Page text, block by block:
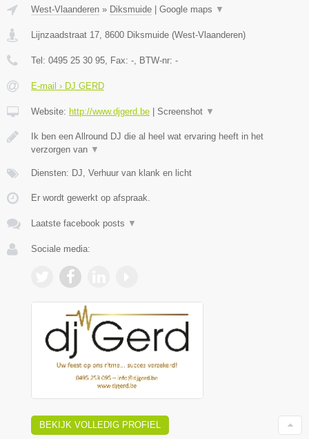
West-Vlaanderen » Diksmuide Google maps ▼
Lijnzaadstraat 17, 8600 Diksmuide (West-Vlaanderen)
Tel: 0495 25 30 95, Fax: -, BTW-nr: -
E-mail › DJ GERD
Website: http://www.djgerd.be Screenshot ▼
Ik ben een Allround DJ die al heel wat ervaring heeft in het
verzorgen van ▼
Diensten: DJ, Verhuur van klank en licht
Er wordt gewerkt op afspraak.
Laatste facebook posts ▼
Sociale media:
BEKIJK VOLLEDIG PROFIEL